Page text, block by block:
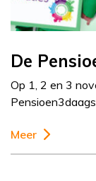
De
Op 1, 2 en 3
Meer